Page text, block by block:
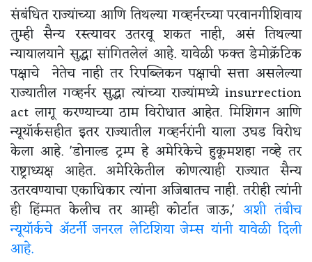
संबंधित राज्यांच्या आणि तिथल्या गव्हर्नरच्या परवानगीशिवाय
तुम्ही सैन्य रस्त्यावर उतरवू शकत नाही, असं तिथल्या
न्यायालयाने सुद्धा सांगितलेलं आहे. यावेळी फक्त डेमोक्रॅटिक
पक्षाचे नेतेच नाही तर रिपब्लिकन पक्षाची सत्ता असलेल्या
राज्यातील गव्हर्नर सुद्धा त्यांच्या राज्यांमध्ये insurrection
act लागू करण्याच्या ठाम विरोधात आहेत. मिशिगन आणि
न्यूयॉर्कसहीत इतर राज्यातील गव्हर्नरांनी याला उघड विरोध
केला आहे. 'डोनाल्ड ट्रम्प हे अमेरिकेचे हुकूमशहा नव्हे तर
राष्ट्राध्यक्ष आहेत. अमेरिकेतील कोणत्याही राज्यात सैन्य
उतरवण्याचा एकाधिकार त्यांना अजिबातच नाही. तरीही त्यांनी
ही हिंम्मत केलीच तर आम्ही कोर्टात जाऊ,'अशी तंबीच
न्यूयॉर्कचे ॲटर्नी जनरल लेटिशिया जेम्स यांनी यावेळी दिली
आहे.